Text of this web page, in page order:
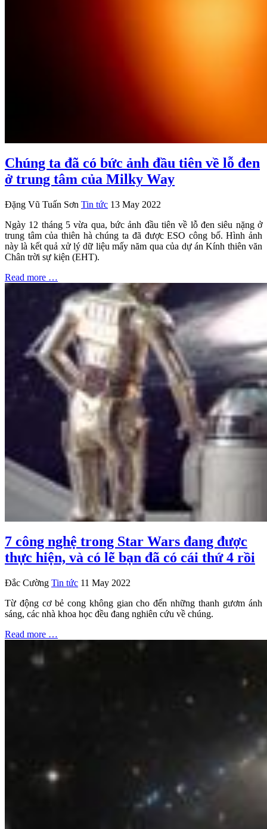
Chúng ta đã có bức ảnh đầu tiên về lỗ đen
ở trung tâm của Milky Way
Đặng Vũ Tuấn Sơn Tin tức 13 May 2022
Ngày 12 tháng 5 vừa qua, bức ảnh đầu tiên về lỗ đen siêu nặng ở
trung tâm của thiên hà chúng ta đã được ESO công bố. Hình ảnh
này là kết quả xử lý dữ liệu mấy năm qua của dự án Kính thiên văn
Chân trời sự kiện (EHT).
Read more …
7 công nghệ trong Star Wars đang được
thực hiện, và có lẽ bạn đã có cái thứ 4 rồi
Đắc Cường Tin tức 11 May 2022
Từ động cơ bẻ cong không gian cho đến những thanh gươm ánh
sáng, các nhà khoa học đều đang nghiên cứu về chúng.
Read more …